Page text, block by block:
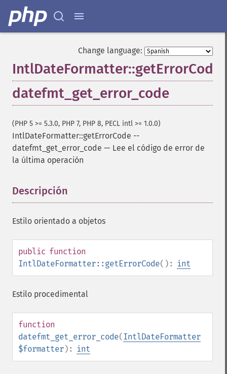
Change language:
IntlDateFormatter::getErrorCode
datefmt_get_error_code
(PHP 5 >= 5.3.0, PHP 7, PHP 8, PECL intl >= 1.0.0)
IntlDateFormatter::getErrorCode --
datefmt_get_error_code — Lee el código de error de
la última operación
Descripción
Estilo orientado a objetos
public function
IntlDateFormatter::getErrorCode(): int
Estilo procedimental
function
datefmt_get_error_code(IntlDateFormatter
$formatter): int